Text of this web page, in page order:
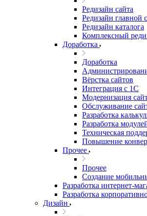
Редизайн сайта
Редизайн главной
Редизайн каталога
Комплексный
Доработка
Доработка
Вёрстка сайтов
Интеграция с 1С
Модернизация
Обслуживание
Разработка
Разработка
Техническая
Повышение
Прочее
Прочее
Создание
Разработка интернет-
Разработка
Дизайн